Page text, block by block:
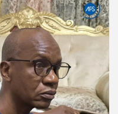
Search
Button